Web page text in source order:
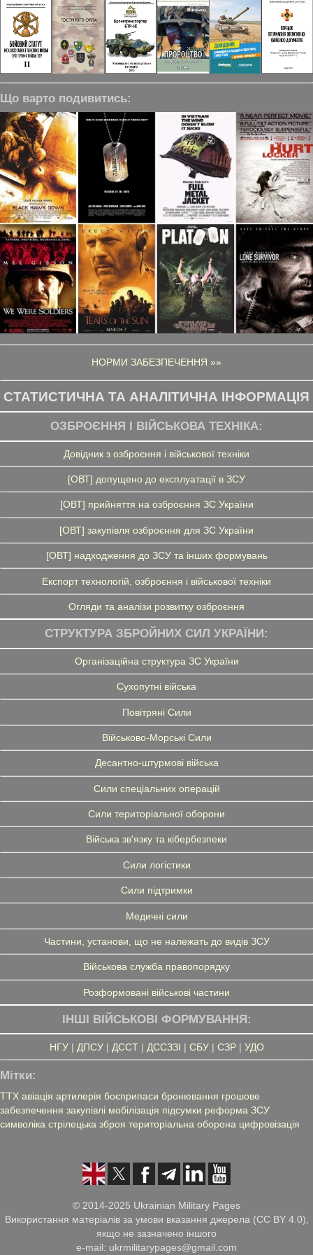
Що варто подивитись:
НОРМИ ЗАБЕЗПЕЧЕННЯ »»
СТАТИСТИЧНА ТА АНАЛІТИЧНА ІНФОРМАЦІЯ
ОЗБРОЄННЯ І ВІЙСЬКОВА ТЕХНІКА:
Довідник з озброєння і військової техніки
[ОВТ] допущено до експлуатації в ЗСУ
[ОВТ] прийняття на озброєння ЗС України
[ОВТ] закупівля озброєння для ЗС України
[ОВТ] надходження до ЗСУ та інших формувань
Експорт технологій, озброєння і військової техніки
Огляди та аналізи розвитку озброєння
СТРУКТУРА ЗБРОЙНИХ СИЛ УКРАЇНИ:
Організаційна структура ЗС України
Сухопутні війська
Повітряні Сили
Військово-Морські Сили
Десантно-штурмові війська
Сили спеціальних операцій
Сили територіальної оборони
Війська зв'язку та кібербезпеки
Сили логістики
Сили підтримки
Медичні сили
Частини, установи, що не належать до видів ЗСУ
Військова служба правопорядку
Розформовані військові частини
ІНШІ ВІЙСЬКОВІ ФОРМУВАННЯ:
НГУ| ДПСУ| ДССТ| ДССЗЗІ | СБУ| СЗР| УДО
Мітки:
ТТХ авіація артилерія боєприпаси бронювання грошове
забезпечення закупівлі мобілізація підсумки реформа ЗСУ
символіка стрілецька зброя територіальна оборона цифровізація
© 2014-2025 Ukrainian Military Pages
Використання матеріалів за умови вказання джерела (CC BY 4.0),
якщо не зазначено іншого
e-mail: ukrmilitarypages@gmail.com